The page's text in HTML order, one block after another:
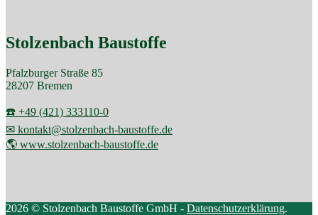
Stolzenbach Baustoffe
Pfalzburger Straße 85
28207 Bremen
☎️ +49 (421) 333110-0
✉ kontakt@stolzenbach-baustoffe.de
🌎 www.stolzenbach-baustoffe.de
2026 © Stolzenbach Baustoffe GmbH - Datenschutzerklärung.